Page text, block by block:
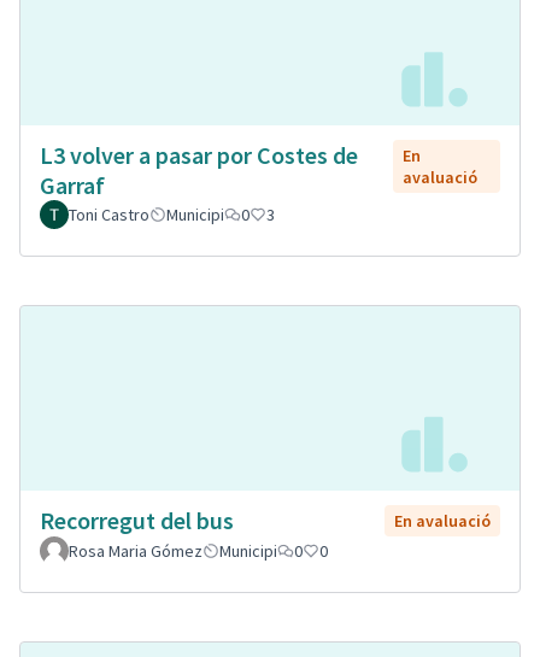
L3 volver a pasar por Costes de
Garraf
En
avaluació
Toni Castro
Municipi 0 3
Recorregut del bus
En avaluació
Rosa Maria Gómez
Municipi 0 0